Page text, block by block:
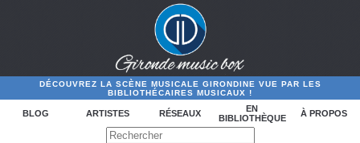
DÉCOUVREZ LA SCÈNE MUSICALE GIRONDINE VUE PAR LES
BIBLIOTHÉCAIRES MUSICAUX !
BLOG ARTISTES RÉSEAUX
EN
BIBLIOTHÈQUE
À PROPOS